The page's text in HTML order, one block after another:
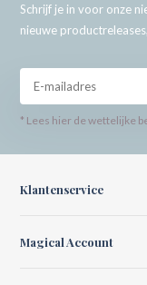
Schrijf je in voor onze
nieuwe
* Lees hier de wettelijke
Klantenservice
Magical Account